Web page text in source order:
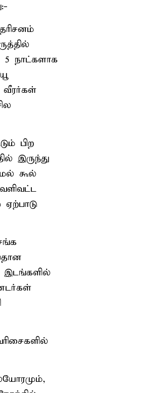
5 நாட்களாக
பிற
இருந்து
கூல்
இடங்களில்